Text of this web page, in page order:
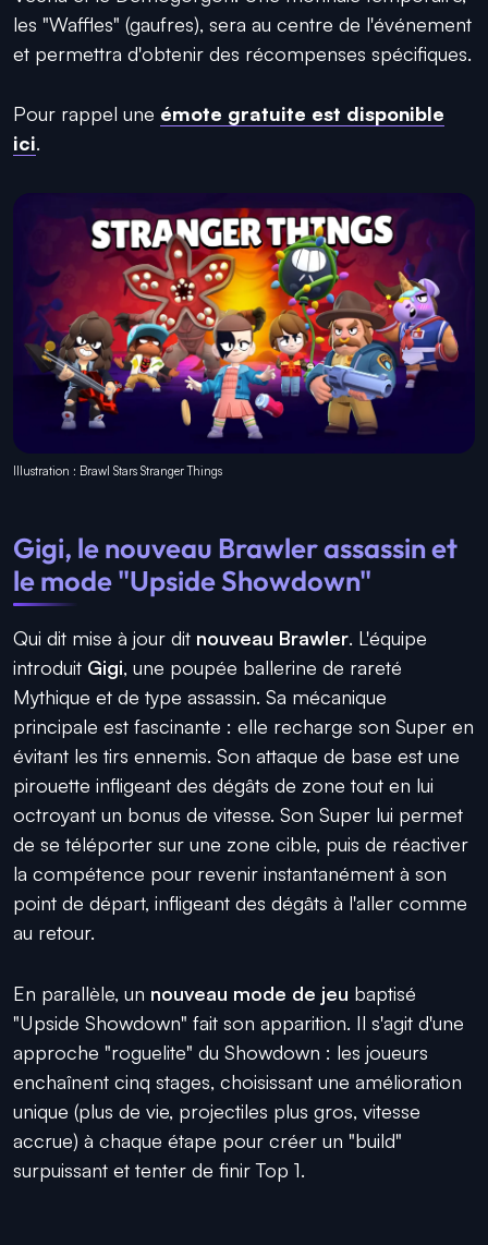
les "Waffles" (gaufres), sera au centre de l'événement
et permettra d'obtenir des récompenses spécifiques.
Pour rappel une émote gratuite est disponible
ici.
Illustration : Brawl Stars Stranger Things
Gigi, le nouveau Brawler assassin et
le mode "Upside Showdown"
Qui dit mise à jour dit nouveau Brawler. L'équipe
introduit Gigi, une poupée ballerine de rareté
Mythique et de type assassin. Sa mécanique
principale est fascinante : elle recharge son Super en
évitant les tirs ennemis. Son attaque de base est une
pirouette infligeant des dégâts de zone tout en lui
octroyant un bonus de vitesse. Son Super lui permet
de se téléporter sur une zone cible, puis de réactiver
la compétence pour revenir instantanément à son
point de départ, infligeant des dégâts à l'aller comme
au retour.
En parallèle, un nouveau mode de jeu baptisé
"Upside Showdown" fait son apparition. Il s'agit d'une
approche "roguelite" du Showdown : les joueurs
enchaînent cinq stages, choisissant une amélioration
unique (plus de vie, projectiles plus gros, vitesse
accrue) à chaque étape pour créer un "build"
surpuissant et tenter de finir Top 1.